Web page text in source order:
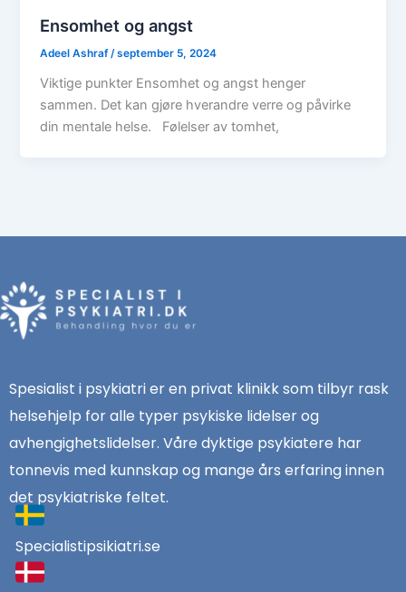
Ensomhet og angst
Adeel Ashraf/september 5, 2024
Viktige punkter Ensomhet og angst henger
sammen. Det kan gjøre hverandre verre og påvirke
din mentale helse. Følelser av tomhet,
Spesialist i psykiatri er en privat klinikk som tilbyr rask
helsehjelp for alle typer psykiske lidelser og
avhengighetslidelser. Våre dyktige psykiatere har
tonnevis med kunnskap og mange års erfaring innen
det psykiatriske feltet.
Specialistipsikiatri.se